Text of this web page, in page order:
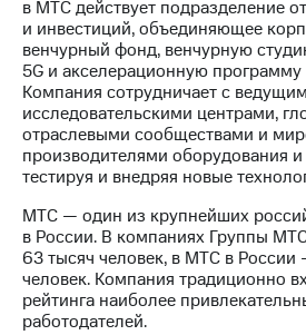
в МТС действует подразделение
и инвестиций, объединяющее
венчурный фонд, венчурную
5G и акселерационную программу
Компания сотрудничает с
исследовательскими центрами,
отраслевыми сообществами и
производителями оборудования
тестируя и внедряя новые
МТС — один из крупнейших
в России. В компаниях Группы
63 тысяч человек, в МТС в России
человек. Компания традиционно
рейтинга наиболее
работодателей.